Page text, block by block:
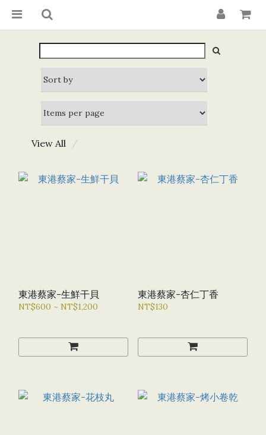
View All
東港蔡家-生鮮干貝
NT$600 ~ NT$1,200
東港蔡家-杏仁丁香
NT$130